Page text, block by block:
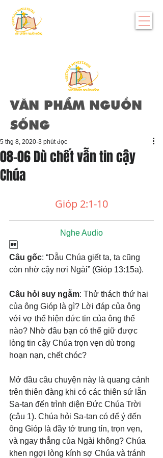
VĂN PHẨM NGUỒN
SỐNG
08-06 Dù chết vẫn tin cậy
Chúa
5 thg 8, 2020 3 phút đọc
Gióp 2:1-10
Nghe Audio

Câu gốc: “Dẫu Chúa giết ta, ta cũng
còn nhờ cậy nơi Ngài” (Gióp 13:15a).
Câu hỏi suy ngẫm: Thử thách thứ hai
của ông Gióp là gì? Lời đáp của ông
với vợ thể hiện đức tin của ông thế
nào? Nhờ đâu bạn có thể giữ được
lòng tin cậy Chúa trọn vẹn dù trong
hoạn nạn, chết chóc?
Mở đầu câu chuyện này là quang cảnh
trên thiên đàng khi có các thiên sứ lẫn
Sa-tan đến trình diện Đức Chúa Trời
(câu 1). Chúa hỏi Sa-tan có để ý đến
ông Gióp là đầy tớ trung tín, trọn vẹn,
và ngay thẳng của Ngài không? Chúa
khen ngợi lòng kính sợ Chúa và tránh